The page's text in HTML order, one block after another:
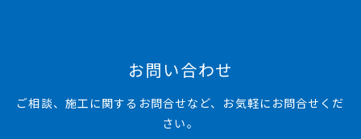
お問い合わせ
ご相談、施工に関するお問合せなど、お気軽にお問合せくだ
さい。